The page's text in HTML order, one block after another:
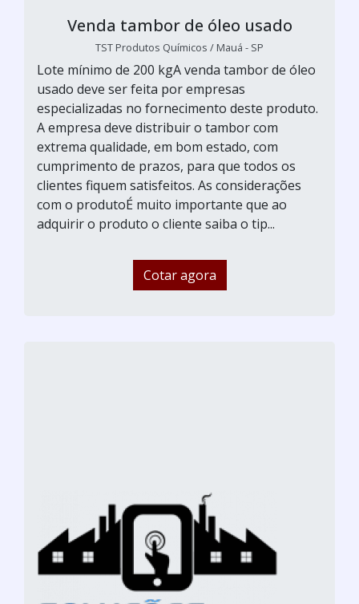
Venda tambor de óleo usado
TST Produtos Químicos / Mauá - SP
Lote mínimo de 200 kgA venda tambor de óleo
usado deve ser feita por empresas
especializadas no fornecimento deste produto.
A empresa deve distribuir o tambor com
extrema qualidade, em bom estado, com
cumprimento de prazos, para que todos os
clientes fiquem satisfeitos. As considerações
com o produtoÉ muito importante que ao
adquirir o produto o cliente saiba o tip...
Cotar agora